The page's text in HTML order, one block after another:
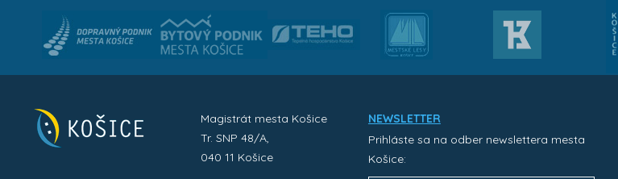
Magistrát mesta Košice
Tr. SNP 48/A,
040 11 Košice
NEWSLETTER
Prihláste sa na odber newslettera mesta
Košice: